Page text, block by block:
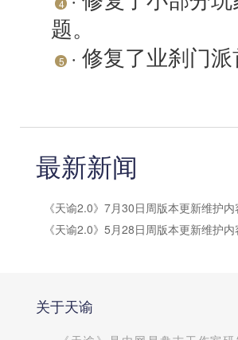
4
题。
5 · 修复了业刹门
最新新闻
关于天谕